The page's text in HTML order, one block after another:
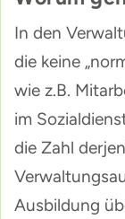
In den
die keine
wie z.B.
im
die Zahl
Ausbildung